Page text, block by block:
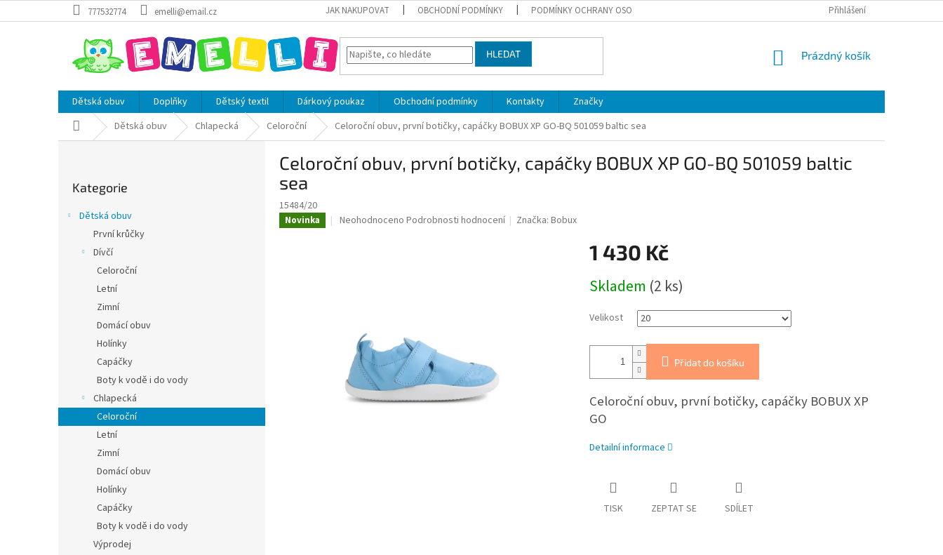
na
777532774 emelli@email.cz JAK NAKUPOVAT OBCHODNÍ PODMÍNKY PODMÍNKY OCHRANY OSOBNÍCH ÚDAJŮ VÝMĚNA A VRÁCENÍ ZBOŽÍ
Přihlášení
HLEDAT
NÁKUPNÍ
Prázdný košík
Dětská obuv Doplňky Dětský textil Dárkový poukaz Obchodní podmínky Kontakty
Značky
Domů Dětská obuv Chlapecká Celoroční Celoroční obuv, první botičky, capáčky BOBUX XP GO-BQ 501059 baltic sea
kategorie
Kategorie
Dětská obuv
První krůčky
Dívčí
Celoroční
Letní
Zimní
Domácí obuv
Holínky
Capáčky
Boty k vodě i do vody
Chlapecká
Celoroční
Letní
Zimní
Domácí obuv
Holínky
Capáčky
Boty k vodě i do vody
Výprodej
Celoroční obuv, první botičky, capáčky BOBUX XP GO-BQ 501059 baltic
sea
15484/20
Novinka
Průměrné
Neohodnoceno Podrobnosti hodnocení Značka:Bobux
1 430 Kč
cena:
Skladem (2 ks)
Velikost
Přidat do košíku
Celoroční obuv, první botičky, capáčky BOBUX XP
GO
Detailní informace
TISK ZEPTAT SE SDÍLET